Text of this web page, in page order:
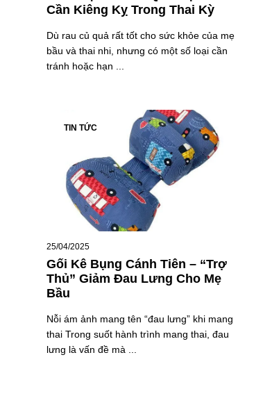
Cần Kiêng Kỵ Trong Thai Kỳ
Dù rau củ quả rất tốt cho sức khỏe của mẹ
bầu và thai nhi, nhưng có một số loại cần
tránh hoặc hạn ...
TIN TỨC
25/04/2025
Gối Kê Bụng Cánh Tiên – “Trợ
Thủ” Giảm Đau Lưng Cho Mẹ
Bầu
Nỗi ám ảnh mang tên “đau lưng” khi mang
thai Trong suốt hành trình mang thai, đau
lưng là vấn đề mà ...